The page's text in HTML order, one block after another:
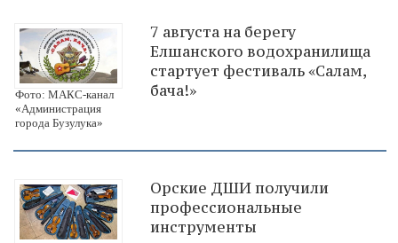
Фото: МАКС-канал
«Администрация
города Бузулука»
7 августа на берегу
Елшанского водохранилища
стартует фестиваль «Салам,
бача!»
Орские ДШИ получили
профессиональные
инструменты